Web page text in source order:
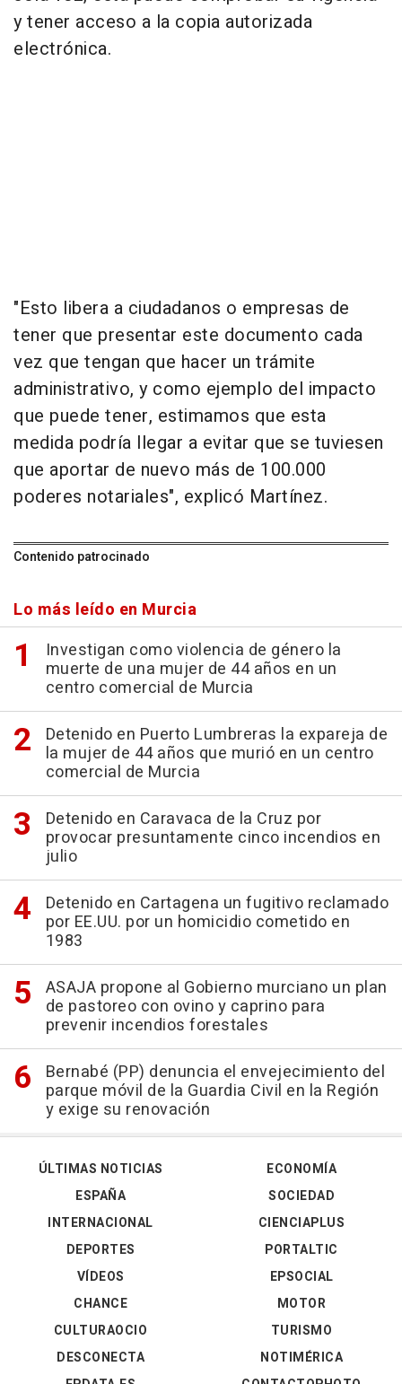
y tener acceso a la copia autorizada
electrónica.
"Esto libera a ciudadanos o empresas de
tener que presentar este documento cada
vez que tengan que hacer un trámite
administrativo, y como ejemplo del impacto
que puede tener, estimamos que esta
medida podría llegar a evitar que se tuviesen
que aportar de nuevo más de 100.000
poderes notariales", explicó Martínez.
Contenido patrocinado
Lo más leído en Murcia
Investigan como violencia de género la
muerte de una mujer de 44 años en un
centro comercial de Murcia
Detenido en Puerto Lumbreras la expareja de
la mujer de 44 años que murió en un centro
comercial de Murcia
Detenido en Caravaca de la Cruz por
provocar presuntamente cinco incendios en
julio
Detenido en Cartagena un fugitivo reclamado
por EE.UU. por un homicidio cometido en
1983
ASAJA propone al Gobierno murciano un plan
de pastoreo con ovino y caprino para
prevenir incendios forestales
Bernabé (PP) denuncia el envejecimiento del
parque móvil de la Guardia Civil en la Región
y exige su renovación
ÚLTIMAS NOTICIAS
ESPAÑA
INTERNACIONAL
DEPORTES
VÍDEOS
ECONOMÍA
SOCIEDAD
CIENCIAPLUS
PORTALTIC
EPSOCIAL
CHANCE
CULTURAOCIO
DESCONECTA
MOTOR
TURISMO
NOTIMÉRICA